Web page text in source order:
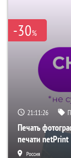
-30%
21:11:25
Печать
печати netPrint
Россия